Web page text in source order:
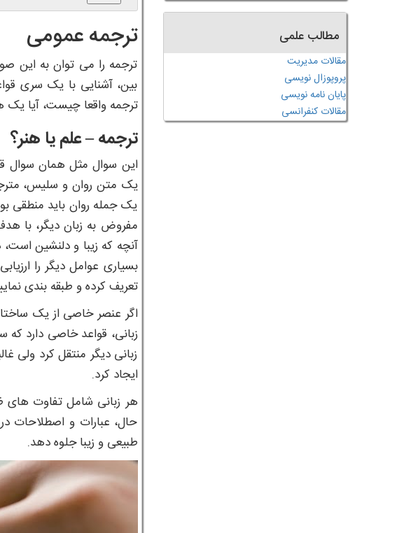
ترجمه عمومی
ترجمه را می توان به این
بین، آشنایی با یک سری
ترجمه واقعا چیست، آیا
ترجمه–علم یا هنر؟
این سوال مثل همان سوال
یک متن روان و سلیس،
یک جمله روان باید منطقی
مفروض به زبان دیگر، با
آنچه که زیبا و دلنشین
بسیاری عوامل دیگر را
تعریف کرده و طبقه بندی
اگر عنصر خاصی از یک
زبانی، قواعد خاصی دارد که
زبانی دیگر منتقل کرد ولی
ایجاد کرد.
هر زبانی شامل تفاوت های
حال، عبارات و اصطلاحات
طبیعی و زیبا جلوه دهد.
مطالب علمی
مقالات مدیریت
پروپوزال نویسی
پایان نامه نویسی
مقالات کنفرانسی